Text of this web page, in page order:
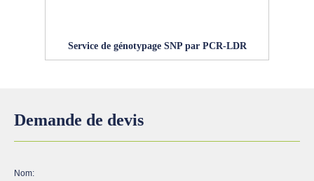
Service de génotypage SNP par PCR-LDR
Demande de devis
Nom: